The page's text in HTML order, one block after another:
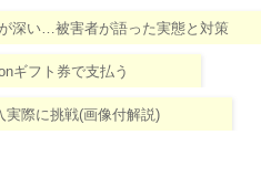
深い…被害者が語った実態と対策
ギフト券で支払う
際に挑戦(画像付解説)